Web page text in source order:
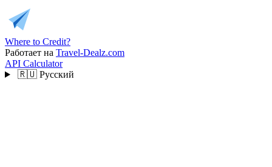
Where to Credit?
Работает на Travel-Dealz.com
API Calculator
🇷🇺 Русский